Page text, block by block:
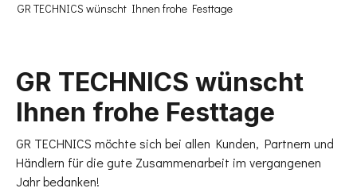
GR TECHNICS wünscht Ihnen frohe Festtage
GR TECHNICS wünscht
Ihnen frohe Festtage
GR TECHNICS möchte sich bei allen Kunden, Partnern und
Händlern für die gute Zusammenarbeit im vergangenen
Jahr bedanken!